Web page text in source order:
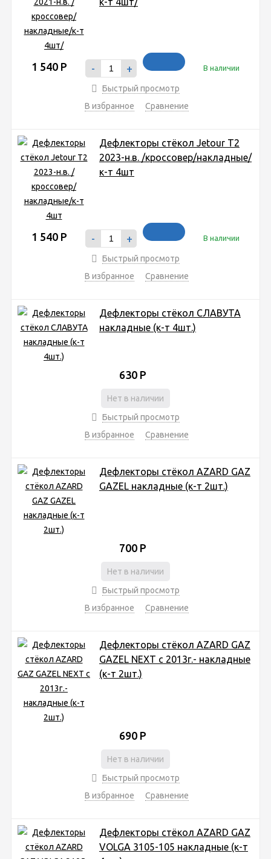
1 540 Р - + В наличии
Быстрый просмотр
В избранное
Сравнение
Дефлекторы стёкол Jetour T2
2023-н.в. /кроссовер/накладные/
к-т 4шт
1 540 Р - + В наличии
Быстрый просмотр
В избранное
Сравнение
Дефлекторы стёкол СЛАВУТА
накладные (к-т 4шт.)
630 Р
Нет в наличии
Быстрый просмотр
В избранное
Сравнение
Дефлекторы стёкол AZARD GAZ
GAZEL накладные (к-т 2шт.)
700 Р
Нет в наличии
Быстрый просмотр
В избранное
Сравнение
Дефлекторы стёкол AZARD GAZ
GAZEL NEXT c 2013г.- накладные
(к-т 2шт.)
690 Р
Нет в наличии
Быстрый просмотр
В избранное
Сравнение
Дефлекторы стёкол AZARD GAZ
VOLGA 3105-105 накладные (к-т